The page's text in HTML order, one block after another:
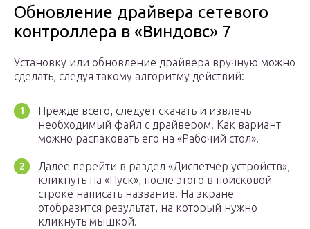
Обновление драйвера сетевого
контроллера в «Виндовс» 7
Установку или обновление драйвера вручную можно
сделать, следуя такому алгоритму действий:
Прежде всего, следует скачать и извлечь
необходимый файл с драйвером. Как вариант
можно распаковать его на «Рабочий стол».
Далее перейти в раздел «Диспетчер устройств»,
кликнуть на «Пуск», после этого в поисковой
строке написать название. На экране
отобразится результат, на который нужно
кликнуть мышкой.